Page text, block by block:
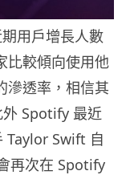
用戶增長人數
比較傾向使用他
滲透率，相信其
Spotify 最近
Taylor Swift 自
再次在 Spotify